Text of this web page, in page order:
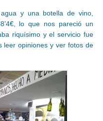
y una botella de vino,
lo que nos pareció un
riquísimo y el servicio fue
leer opiniones y ver fotos de